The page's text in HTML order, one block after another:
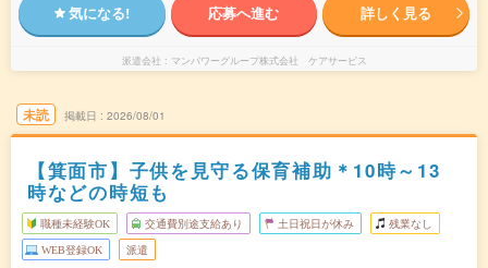
気になる! 応募へ進む 詳しく見る
派遣会社 マンパワーグループ株式会社 ケアサービス
未読 掲載日 2026/08/01
【箕面市】子供を見守る保育補助＊10時～13
時などの時短も
職種未経験OK 交通費別途支給あり 土日祝日が休み 残業なし
WEB登録OK 派遣